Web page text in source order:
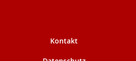
Kontakt